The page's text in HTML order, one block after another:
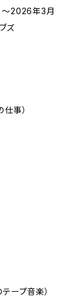
〜2026年3月
ズ
事）
ープ音楽）